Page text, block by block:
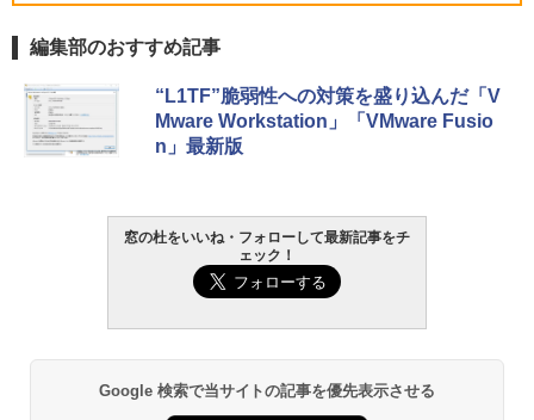
生成AIパスポート公式テキスト 第４版
￥1,766
AIイラスト表現辞典: 思い通りの絵を引き
出す プロンプトの言葉 AI画像生成シリー
ズ (はぴーイラストLabo)
ClaudeCode いちばんやさしい 教科書:
Amazon Kindle Paperwhite (16GB) 7イ
ンチディスプレイ、色調調節ライト、12
週間持続バッテリー、広告なし、ブラッ
ク
Amazon Kindle - 目に優しい、かさばら
ない、大きな画面で読みやすい、6週間持
続バッテリー、6インチディスプレイ電子
￥16,980
編集部のおすすめ記事
“L1TF”脆弱性への対策を盛り込んだ「V
Mware Workstation」「VMware Fusio
n」最新版
窓の杜をいいね・フォローして最新記事をチ
ェック！
Google 検索で当サイトの記事を優先表示させる